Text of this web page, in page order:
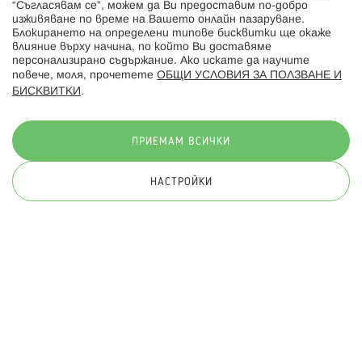
Последвайте ни:
© 2026 Hippoland.net. Всички права запазени
“Съгласявам се”, можем да Ви предоставим по-добро
изживяване по време на Вашето онлайн пазаруване.
Блокирането на определени типове бисквитки ще окаже
влияние върху начина, по който Ви доставяме
персонализирано съдържание. Ако искате да научите
повече, моля, прочетете ОБЩИ УСЛОВИЯ ЗА ПОЛЗВАНЕ И
БИСКВИТКИ .
ПРИЕМАМ ВСИЧКИ
НАСТРОЙКИ